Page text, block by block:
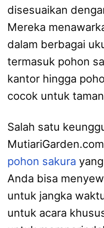
disesuaikan
Mereka
dalam berbagai
termasuk pohon
kantor hingga
cocok untuk
Salah satu
pohon sakura
Anda bisa
untuk jangka
untuk acara